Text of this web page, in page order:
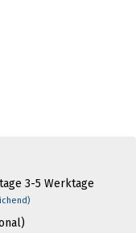
3-5 Werktage